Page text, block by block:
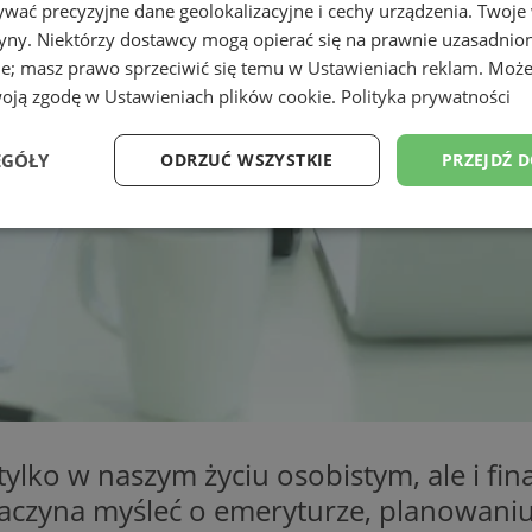
w naszym życiu osobistym, ale i
myśleć o emeryturze,
precyzyjne dane geolokalizacyjne i cechy urządzenia.
Niektórzy dostawcy mogą opierać się na prawnie
masz prawo sprzeciwić się temu w Ustawieniach reklam.
zgodę w Ustawieniach plików cookie. Polityka prywatności
PRZEJDŹ
ODRZUĆ WSZYSTKIE
Wydajność Targetowanie Funkcjonalność
Bez niezbędnych plików cookie nie można prawidłowo korzystać ze strony internetowej.
/
Domena
przechowywania
Opis